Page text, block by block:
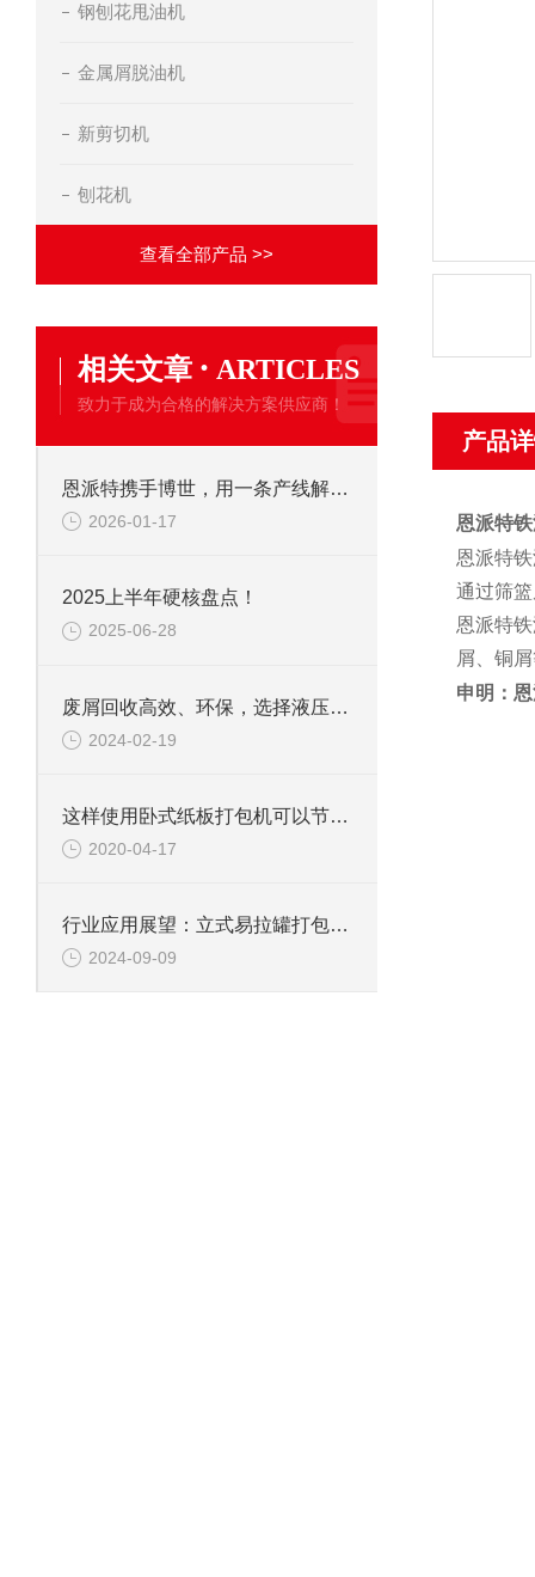
钢刨花甩油机
金属屑脱油机
新剪切机
刨花机
查看全部产品 >>
相关文章 · ARTICLES
致力于成为合格的解决方案供应商！
恩派特携手博世，用一条产线解决环保+成本两大难题！
2026-01-17
2025上半年硬核盘点！
2025-06-28
废屑回收高效、环保，选择液压铝屑压饼机
2024-02-19
这样使用卧式纸板打包机可以节省人工成本
2020-04-17
行业应用展望：立式易拉罐打包机在废物处理行业的重要性
2024-09-09
产品
恩派特
恩派特
通过筛
恩派特
屑、铜
申明：